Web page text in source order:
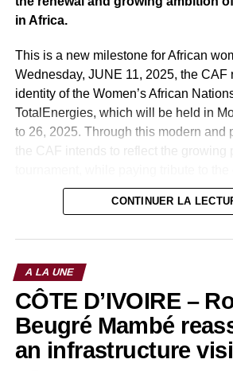
in Africa.
This is a new milestone for African
Wednesday, JUNE 11, 2025, the CAF
identity of the Women’s African
TotalEnergies, which will be held in
to 26, 2025. Through this modern and
the CAF intends to reflect the growing
the host country, Morocco, and the
football on the continent.
Morocco, the host country of the
had already made an impression by
competition, crowned by record
internationally acclaimed organization.
therefore promises to take things up a
of sports and media.
CONTINUER LA
A LA UNE
CÔTE D’IVOIRE –
Beugré Mambé
an infrastructure